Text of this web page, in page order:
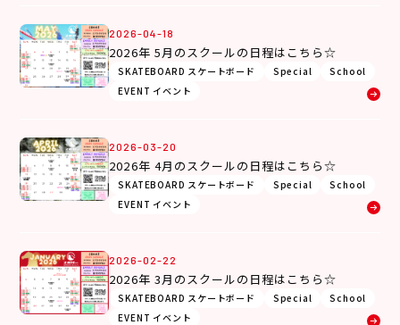
2026-04-18
2026年 5月のスクールの日程はこちら☆
SKATEBOARD スケートボード Special
School
EVENT イベント
2026-03-20
2026年 4月のスクールの日程はこちら☆
SKATEBOARD スケートボード Special
School
EVENT イベント
2026-02-22
2026年 3月のスクールの日程はこちら☆
SKATEBOARD スケートボード Special
School
EVENT イベント